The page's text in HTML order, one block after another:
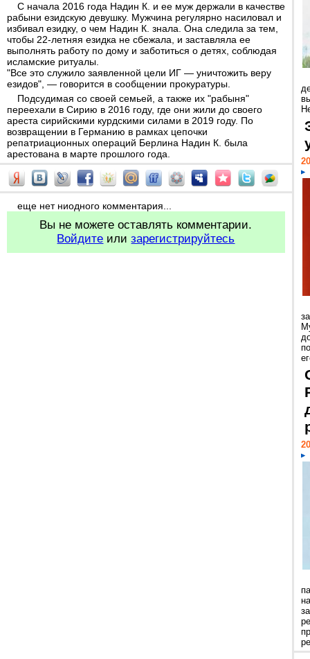
С начала 2016 года Надин К. и ее муж держали в качестве
рабыни езидскую девушку. Мужчина регулярно насиловал и
избивал езидку, о чем Надин К. знала. Она следила за тем,
чтобы 22-летняя езидка не сбежала, и заставляла ее
выполнять работу по дому и заботиться о детях, соблюдая
исламские ритуалы.
"Все это служило заявленной цели ИГ — уничтожить веру
езидов", — говорится в сообщении прокуратуры.
Подсудимая со своей семьей, а также их "рабыня"
переехали в Сирию в 2016 году, где они жили до своего
ареста сирийскими курдскими силами в 2019 году. По
возвращении в Германию в рамках цепочки
репатриационных операций Берлина Надин К. была
арестована в марте прошлого года.
еще нет ниодного комментария...
Вы не можете оставлять комментарии.
Войдите илизарегистрируйтесь